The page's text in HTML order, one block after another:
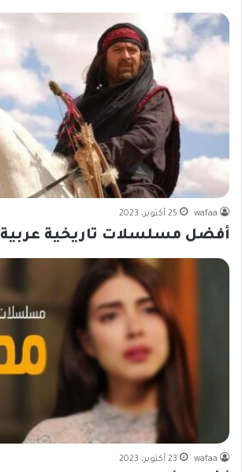
wafaa 25 أكتوبر، 2023
أفضل مسلسلات تاريخية عربية
wafaa 23 أكتوبر، 2023